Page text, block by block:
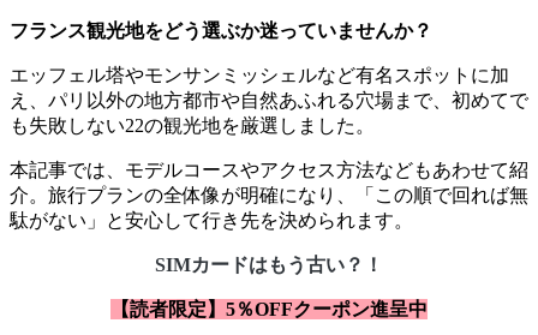
フランス観光地をどう選ぶか迷っていませんか？
エッフェル塔やモンサンミッシェルなど有名スポットに加
え、パリ以外の地方都市や自然あふれる穴場まで、初めてで
も失敗しない22の観光地を厳選しました。
本記事では、モデルコースやアクセス方法などもあわせて紹
介。旅行プランの全体像が明確になり、「この順で回れば無
駄がない」と安心して行き先を決められます。
SIMカードはもう古い？！
【読者限定】5％OFFクーポン進呈中